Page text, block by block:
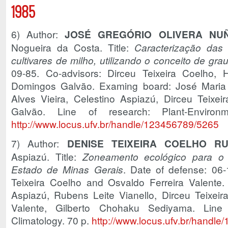
1985
6) Author:JOSÉ GREGÓRIO OLIVERA
Nogueira da Costa. Title: Caracterização
cultivares de milho, utilizando o conceito de
09-85. Co-advisors: Dirceu Teixeira
Domingos Galvão. Examing board: José
Alves Vieira, Celestino Aspiazú, Dirceu
Galvão. Line of research: Plant-
http://www.locus.ufv.br/handle/123456789/5265
7) Author: DENISE TEIXEIRA COELHO
Aspiazú. Title: Zoneamento ecológico para
Estado de Minas Gerais. Date of defense:
Teixeira Coelho and Osvaldo Ferreira
Aspiazú, Rubens Leite Vianello, Dirceu
Valente, Gilberto Chohaku Sediyama.
Climatology. 70 p. http://www.locus.ufv.br/